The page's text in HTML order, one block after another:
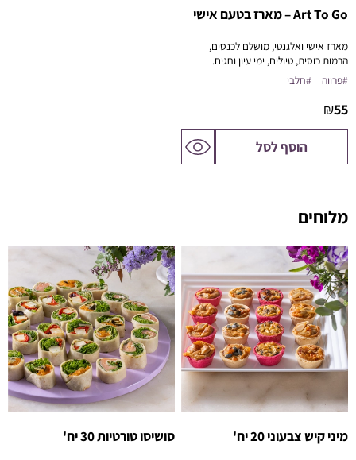
Art To Go – מארז בטעם אישי
מארז אישי ואלגנטי, מושלם לכנסים,
הרמות כוסית, טיולים, ימי עיון וחגים.
מעל 50 יח' – ניתן לבצע התאמות אישיות
במרכיבי המארז.
#פרווה #חלבי
55
₪
הוסף לסל לדף
המוצר
מלוחים
מיני קיש צבעוני 20 יח' סושיסו טורטיות 30 יח'